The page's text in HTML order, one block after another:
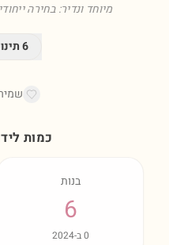
מיוחד ונדיר: בחירה
6
כמות
בנות
6
0ב-2024